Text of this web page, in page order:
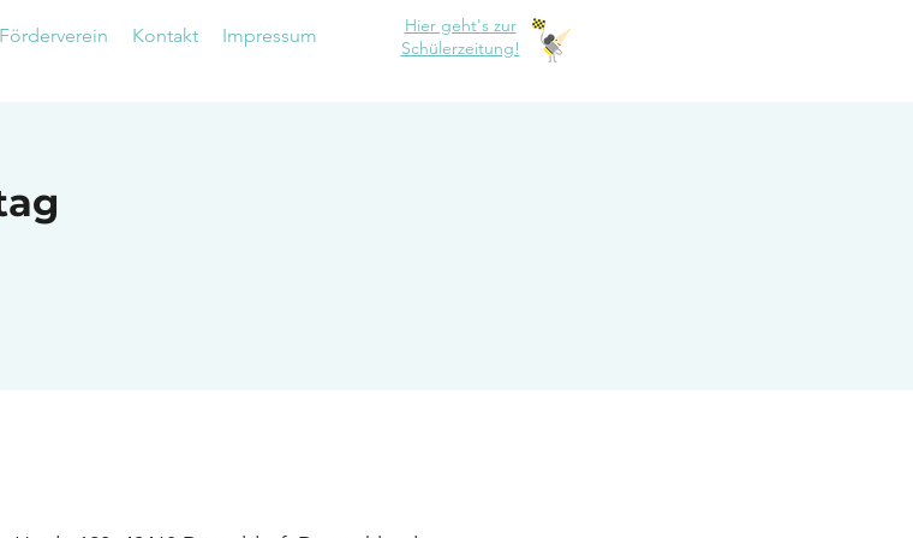
Förderverein Kontakt Impressum
Hier geht's zur
Schülerzeitung!